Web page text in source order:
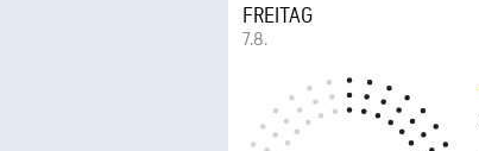
FREITAG
7.8.